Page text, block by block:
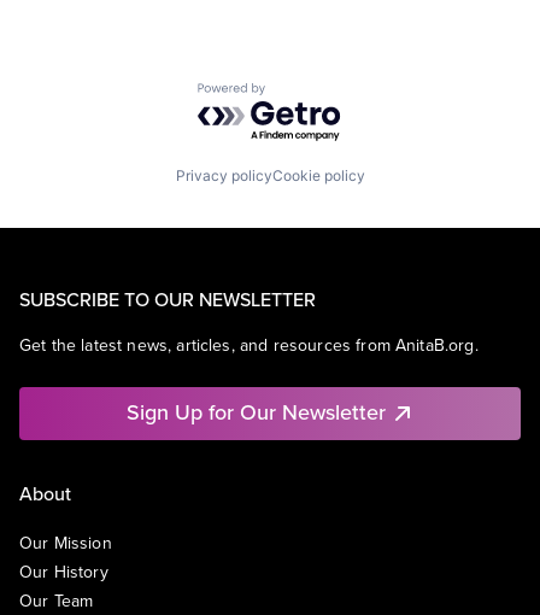
Powered by Getro.com
Privacy policyCookie policy
SUBSCRIBE TO OUR NEWSLETTER
Get the latest news, articles, and resources from AnitaB.org.
Sign Up for Our Newsletter
About
Our Mission
Our History
Our Team